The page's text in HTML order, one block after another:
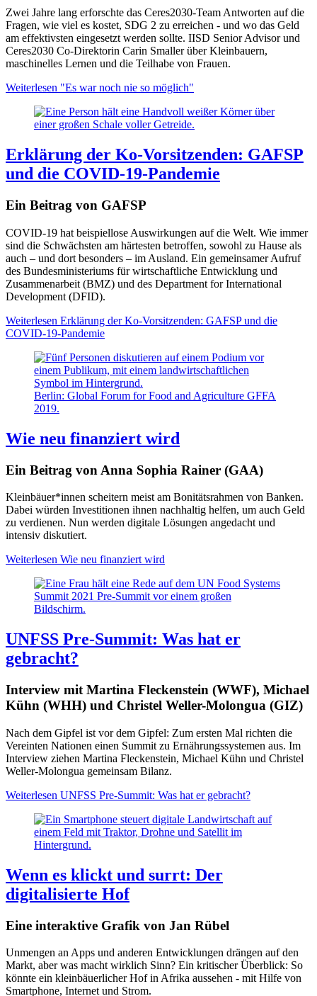
Zwei Jahre lang erforschte das Ceres2030-Team Antworten auf die
Fragen, wie viel es kostet, SDG 2 zu erreichen - und wo das Geld
am effektivsten eingesetzt werden sollte. IISD Senior Advisor und
Ceres2030 Co-Direktorin Carin Smaller über Kleinbauern,
maschinelles Lernen und die Teilhabe von Frauen.
Weiterlesen "Es war noch nie so möglich"
Erklärung der Ko-Vorsitzenden: GAFSP
und die COVID-19-Pandemie
Ein Beitrag von GAFSP
COVID-19 hat beispiellose Auswirkungen auf die Welt. Wie immer
sind die Schwächsten am härtesten betroffen, sowohl zu Hause als
auch – und dort besonders – im Ausland. Ein gemeinsamer Aufruf
des Bundesministeriums für wirtschaftliche Entwicklung und
Zusammenarbeit (BMZ) und des Department for International
Development (DFID).
Weiterlesen Erklärung der Ko-Vorsitzenden: GAFSP und die
COVID-19-Pandemie
Berlin: Global Forum for Food and Agriculture GFFA
2019.
Wie neu finanziert wird
Ein Beitrag von Anna Sophia Rainer (GAA)
Kleinbäuer*innen scheitern meist am Bonitätsrahmen von Banken.
Dabei würden Investitionen ihnen nachhaltig helfen, um auch Geld
zu verdienen. Nun werden digitale Lösungen angedacht und
intensiv diskutiert.
Weiterlesen Wie neu finanziert wird
UNFSS Pre-Summit: Was hat er
gebracht?
Interview mit Martina Fleckenstein (WWF), Michael
Kühn (WHH) und Christel Weller-Molongua (GIZ)
Nach dem Gipfel ist vor dem Gipfel: Zum ersten Mal richten die
Vereinten Nationen einen Summit zu Ernährungssystemen aus. Im
Interview ziehen Martina Fleckenstein, Michael Kühn und Christel
Weller-Molongua gemeinsam Bilanz.
Weiterlesen UNFSS Pre-Summit: Was hat er gebracht?
Wenn es klickt und surrt: Der
digitalisierte Hof
Eine interaktive Grafik von Jan Rübel
Unmengen an Apps und anderen Entwicklungen drängen auf den
Markt, aber was macht wirklich Sinn? Ein kritischer Überblick: So
könnte ein kleinbäuerlicher Hof in Afrika aussehen - mit Hilfe von
Smartphone, Internet und Strom.